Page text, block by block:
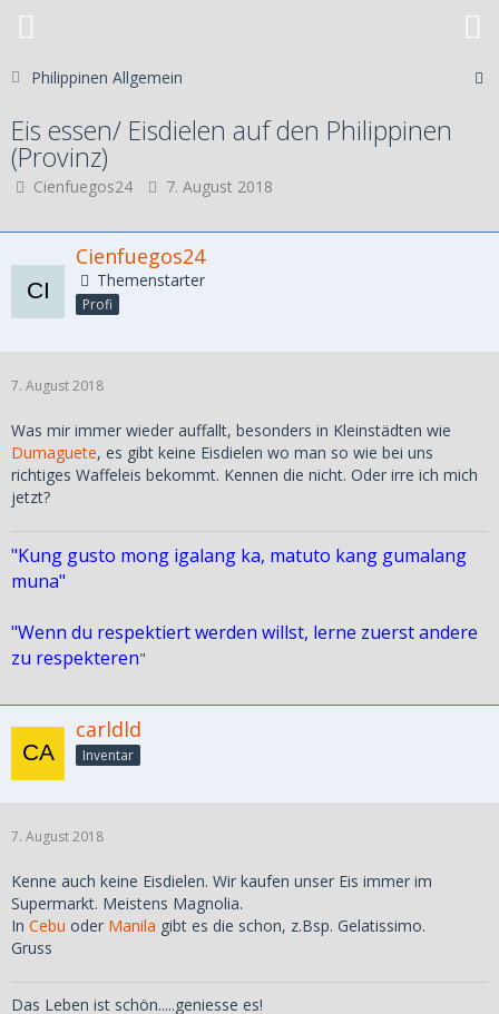
Philippinen Allgemein
Eis essen/ Eisdielen auf den Philippinen
(Provinz)
Cienfuegos24 7. August 2018
Cienfuegos24
Themenstarter
Profi
7. August 2018
Was mir immer wieder auffallt, besonders in Kleinstädten wie
Dumaguete, es gibt keine Eisdielen wo man so wie bei uns
richtiges Waffeleis bekommt. Kennen die nicht. Oder irre ich mich
jetzt?
"Kung gusto mong igalang ka, matuto kang gumalang
muna"
"Wenn du respektiert werden willst, lerne zuerst andere
zu respekteren"
carldld
Inventar
7. August 2018
Kenne auch keine Eisdielen. Wir kaufen unser Eis immer im
Supermarkt. Meistens Magnolia.
In Cebu oder Manila gibt es die schon, z.Bsp. Gelatissimo.
Gruss
Das Leben ist schön.....geniesse es!